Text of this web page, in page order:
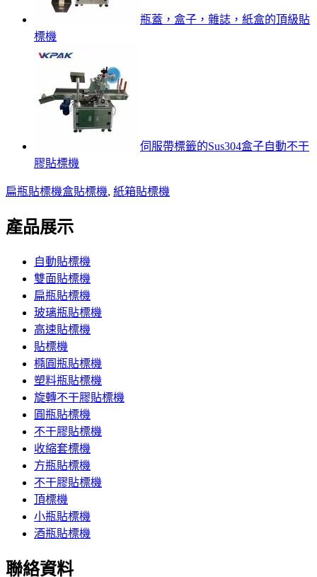
瓶蓋，盒子，雜誌，紙盒的頂級貼
標機
伺服帶標籤的Sus304盒子自動不干
膠貼標機
扁瓶貼標機盒貼標機, 紙箱貼標機
產品展示
自動貼標機
雙面貼標機
扁瓶貼標機
玻璃瓶貼標機
高速貼標機
貼標機
橢圓瓶貼標機
塑料瓶貼標機
旋轉不干膠貼標機
圓瓶貼標機
不干膠貼標機
收縮套標機
方瓶貼標機
不干膠貼標機
頂標機
小瓶貼標機
酒瓶貼標機
聯絡資料